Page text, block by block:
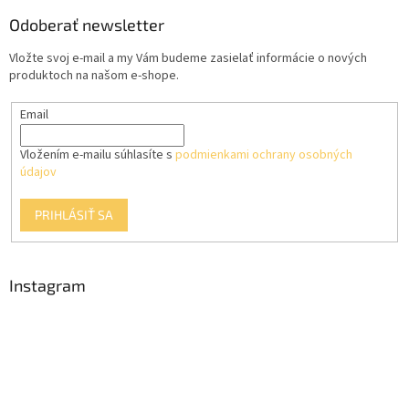
e
r
y
s
Odoberať newsletter
Vložte svoj e-mail a my Vám budeme zasielať informácie o nových
produktoch na našom e-shope.
Email
Vložením e-mailu súhlasíte s podmienkami ochrany osobných
údajov
PRIHLÁSIŤ SA
Instagram